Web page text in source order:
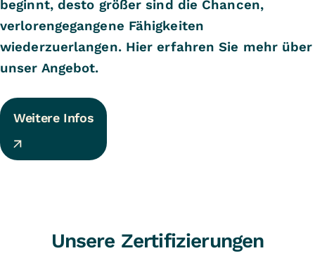
beginnt, desto größer sind die Chancen,
verlorengegangene Fähigkeiten
wiederzuerlangen. Hier erfahren Sie mehr über
unser Angebot.
Weitere Infos
Unsere Zertifizierungen